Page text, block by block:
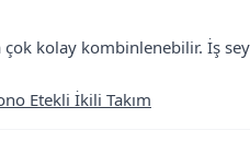
çok kolay kombinlenebilir. İş
Etekli İkili Takım